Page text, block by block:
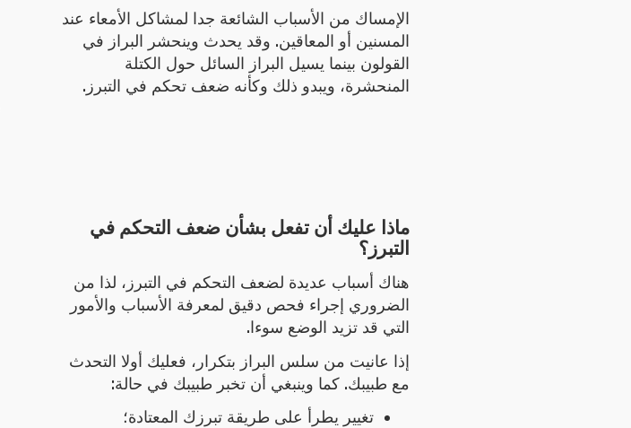
الإمساك من الأسباب الشائعة جدا لمشاكل الأمعاء عند
المسنين أو المعاقين. وقد يحدث وينحشر البراز في
القولون بينما يسيل البراز السائل حول الكتلة
المنحشرة، ويبدو ذلك وكأنه ضعف تحكم في التبرز.
ماذا عليك أن تفعل بشأن ضعف التحكم في
التبرز؟
هناك أسباب عديدة لضعف التحكم في التبرز، لذا من
الضروري إجراء فحص دقيق لمعرفة الأسباب والأمور
التي قد تزيد الوضع سوءا.
إذا عانيت من سلس البراز بتكرار، فعليك أولا التحدث
مع طبيبك. كما وينبغي أن تخبر طبيبك في حالة:
تغيير يطرأ على طريقة تبرزك المعتادة؛